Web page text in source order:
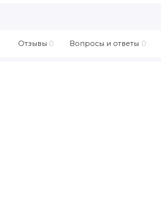
Отзывы 0 Вопросы и ответы 0